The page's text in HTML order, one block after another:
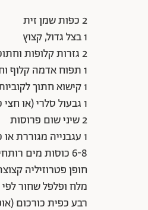
2 כפות שמן זית
1 בצל גדול, קצוץ
2 גזרות קלופות וחתוכות לקוביות
1 תפוח אדמה קלוף וחתוך לקוביות
1 קישוא חתוך לקוביות
1 גבעול סלרי (או חצי כפית סלרי מיובש)
2 שיני שום פרוסות
1 עגבנייה מגוררת או כחצי כוס קוביות עגבנייה משומרות
6-8 כוסות מים רותחים, תלוי כמה נוזלים אוהבות
חופן פטרוזיליה
מלח ופלפל שחור
רבע כפית כורכום